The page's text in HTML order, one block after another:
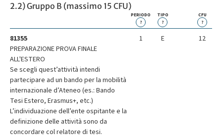
2.2) Gruppo B (massimo 15 CFU)
PERIODO
?
TIPO
?
CFU
?
81355
PREPARAZIONE PROVA FINALE
ALL'ESTERO
Se scegli quest’attività intendi
partecipare ad un bando per la mobilità
internazionale d’Ateneo (es.: Bando
Tesi Estero, Erasmus+, etc.)
L’individuazione dell’ente ospitante e la
definizione delle attività sono da
concordare col relatore di tesi.
1 E 12